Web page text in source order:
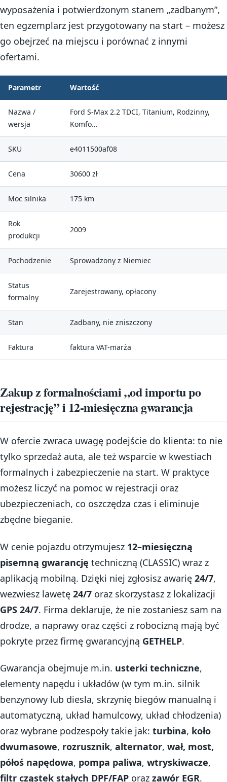
wyposażenia i potwierdzonym stanem „zadbanym”,
ten egzemplarz jest przygotowany na start – możesz
go obejrzeć na miejscu i porównać z innymi
ofertami.
Parametr Wartość
Nazwa /
wersja
Ford S-Max 2.2 TDCI, Titanium, Rodzinny,
Komfo…
SKU e4011500af08
Cena 30600 zł
Moc silnika 175 km
Rok
produkcji
2009
Pochodzenie Sprowadzony z Niemiec
Status
formalny
Zarejestrowany, opłacony
Stan Zadbany, nie zniszczony
Faktura faktura VAT-marża
Zakup z formalnościami „od importu po
rejestrację” i 12-miesięczna gwarancja
W ofercie zwraca uwagę podejście do klienta: to nie
tylko sprzedaż auta, ale też wsparcie w kwestiach
formalnych i zabezpieczenie na start. W praktyce
możesz liczyć na pomoc w rejestracji oraz
ubezpieczeniach, co oszczędza czas i eliminuje
zbędne bieganie.
W cenie pojazdu otrzymujesz 12–miesięczną
pisemną gwarancję techniczną (CLASSIC) wraz z
aplikacją mobilną. Dzięki niej zgłosisz awarię 24/7,
wezwiesz lawetę 24/7 oraz skorzystasz z lokalizacji
GPS 24/7. Firma deklaruje, że nie zostaniesz sam na
drodze, a naprawy oraz części z robocizną mają być
pokryte przez firmę gwarancyjną GETHELP.
Gwarancja obejmuje m.in. usterki techniczne,
elementy napędu i układów (w tym m.in. silnik
benzynowy lub diesla, skrzynię biegów manualną i
automatyczną, układ hamulcowy, układ chłodzenia)
oraz wybrane podzespoły takie jak: turbina, koło
dwumasowe, rozrusznik, alternator, wał, most,
półoś napędowa, pompa paliwa, wtryskiwacze,
filtr cząstek stałych DPF/FAP oraz zawór EGR.